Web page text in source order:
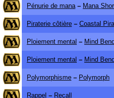
Pénurie de mana– Mana
Piraterie côtière – Coastal
Ploiement mental – Mind
Ploiement mental – Mind
Polymorphisme – Polymorph
Rappel – Recall